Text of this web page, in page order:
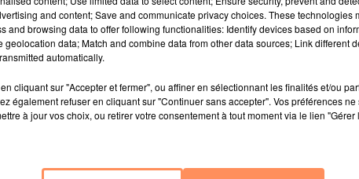
ont été dépêchés sur place dont le groupe
la colonne de fumée était visible à des
les pompiers du 84 il n'y aurait pas de danger
polyvalente. Les flammes ont quasiment
dans la fabrication de résines, sont sauvés.
and content; Save and communicate privacy choices. These technologies
and browsing data to offer following functionalities: Identify devices based on
geolocation data; Match and combine data from other data sources; Link different
automatically.
cliquant sur "Accepter et fermer", ou affiner en sélectionnant les finalités et/ou
également refuser en cliquant sur "Continuer sans accepter". Vos préférences
à jour vos choix, ou retirer votre consentement à tout moment via le lien